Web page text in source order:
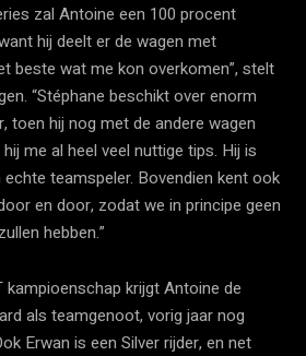
zal Antoine een 100 procent
hij deelt er de wagen met
beste wat me kon overkomen”, stelt
“Stéphane beschikt over enorm
toen hij nog met de andere wagen
me al heel veel nuttige tips. Hij is
echte teamspeler. Bovendien kent ook
en door, zodat we in principe geen
hebben.”
kampioenschap krijgt Antoine de
als teamgenoot, vorig jaar nog
Erwan is een Silver rijder, en net